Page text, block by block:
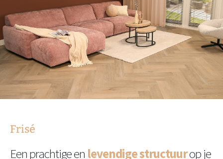
Frisé
Een prachtige en levendige structuurop je